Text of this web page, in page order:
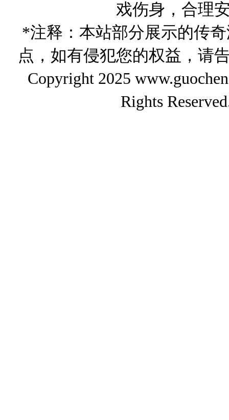
戏伤身，合理
*注释：本站部分展示的传
点，如有侵犯您的权益，请
Copyright 2025
Rights